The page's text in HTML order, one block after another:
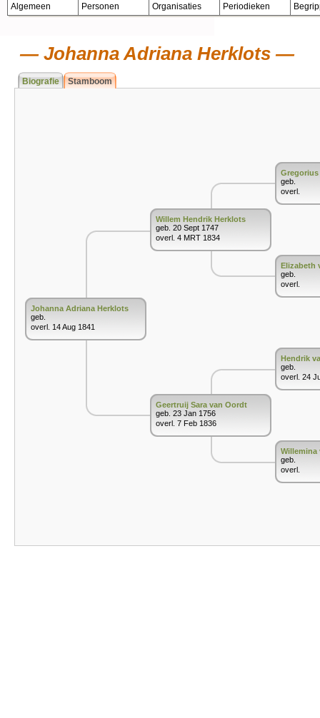
Algemeen Personen Organisaties Periodieken
Johanna Adriana Herklots
Biografie Stamboom
Johanna Adriana Herklots
geb.
overl. 14 Aug 1841
Willem Hendrik Herklots
geb. 20 Sept 1747
overl. 4 MRT 1834
Geertruij Sara van Oordt
geb. 23 Jan 1756
overl. 7 Feb 1836
geb.
overl.
Elizabeth
geb.
overl.
Hendrik
geb.
overl. 24
Willemina
geb.
overl.